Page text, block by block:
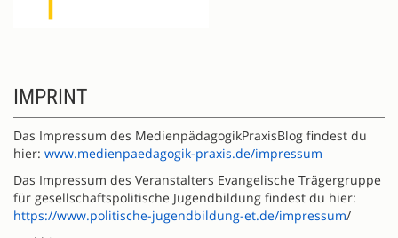
IMPRINT
Das Impressum des MedienpädagogikPraxisBlog findest du
hier: www.medienpaedagogik-praxis.de/impressum
Das Impressum des Veranstalters Evangelische Trägergruppe
für gesellschaftspolitische Jugendbildung findest du hier:
https://www.politische-jugendbildung-et.de/impressum/